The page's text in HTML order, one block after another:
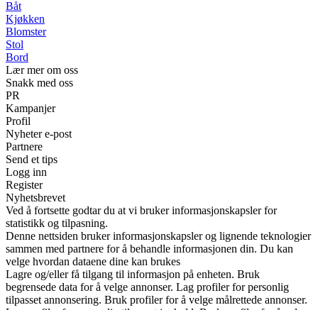
Båt
Kjøkken
Blomster
Stol
Bord
Lær mer om oss
Snakk med oss
PR
Kampanjer
Profil
Nyheter e-post
Partnere
Send et tips
Logg inn
Register
Nyhetsbrevet
Ved å fortsette godtar du at vi bruker informasjonskapsler for
statistikk og tilpasning.
Denne nettsiden bruker informasjonskapsler og lignende teknologier
sammen med partnere for å behandle informasjonen din. Du kan
velge hvordan dataene dine kan brukes
Lagre og/eller få tilgang til informasjon på enheten. Bruk
begrensede data for å velge annonser. Lag profiler for personlig
tilpasset annonsering. Bruk profiler for å velge målrettede annonser.